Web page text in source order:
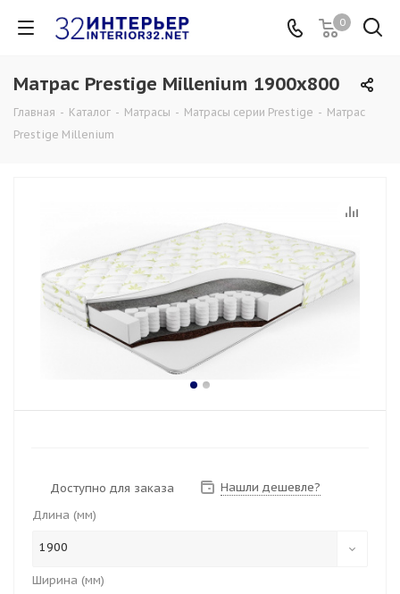
0
Матрас Prestige Millenium 1900x800
Главная - Каталог - Матрасы - Матрасы серии Prestige - Матрас
Prestige Millenium
Доступно для заказа
Нашли дешевле?
Длина (мм)
1900
Ширина (мм)